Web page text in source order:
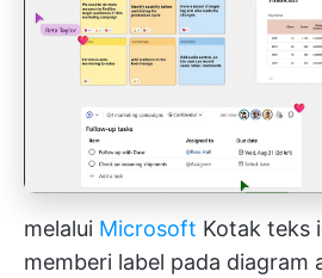
melalui Microsoft Kotak teks
memberi label pada diagram